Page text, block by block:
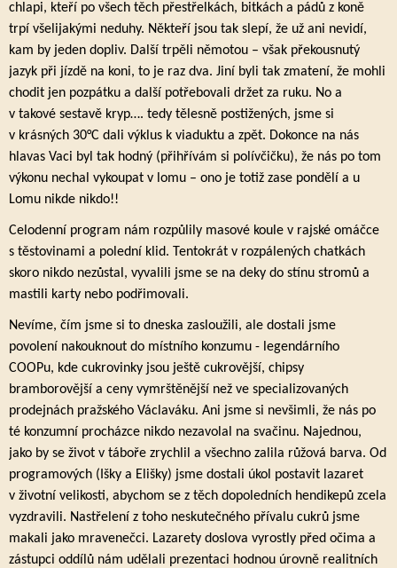
chlapi, kteří po všech těch přestřelkách, bitkách a pádů z koně
trpí všelijakými neduhy. Někteří jsou tak slepí, že už ani nevidí,
kam by jeden dopliv. Další trpěli němotou – však překousnutý
jazyk při jízdě na koni, to je raz dva. Jiní byli tak zmatení, že mohli
chodit jen pozpátku a další potřebovali držet za ruku. No a
v takové sestavě kryp…. tedy tělesně postižených, jsme si
v krásných 30°C dali výklus k viaduktu a zpět. Dokonce na nás
hlavas Vaci byl tak hodný (přihřívám si polívčičku), že nás po tom
výkonu nechal vykoupat v lomu – ono je totiž zase pondělí a u
Lomu nikde nikdo!!
Celodenní program nám rozpůlily masové koule v rajské omáčce
s těstovinami a polední klid. Tentokrát v rozpálených chatkách
skoro nikdo nezůstal, vyvalili jsme se na deky do stínu stromů a
mastili karty nebo podřimovali.
Nevíme, čím jsme si to dneska zasloužili, ale dostali jsme
povolení nakouknout do místního konzumu - legendárního
COOPu, kde cukrovinky jsou ještě cukrovější, chipsy
bramborovější a ceny vymrštěnější než ve specializovaných
prodejnách pražského Václaváku. Ani jsme si nevšimli, že nás po
té konzumní procházce nikdo nezavolal na svačinu. Najednou,
jako by se život v táboře zrychlil a všechno zalila růžová barva. Od
programových (Išky a Elišky) jsme dostali úkol postavit lazaret
v životní velikosti, abychom se z těch dopoledních hendikepů zcela
vyzdravili. Nastřelení z toho neskutečného přívalu cukrů jsme
makali jako mravenečci. Lazarety doslova vyrostly před očima a
zástupci oddílů nám udělali prezentaci hodnou úrovně realitních